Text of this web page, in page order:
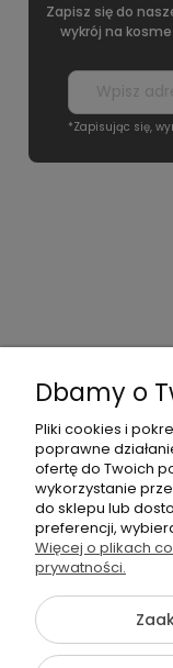
Zapisz się do
wykrój na
*Zapisując się,
Dbamy o
Pliki cookies i
poprawne
ofertę do Twoich
wykorzystanie
do sklepu lub
preferencji,
Więcej o plikach
prywatności.